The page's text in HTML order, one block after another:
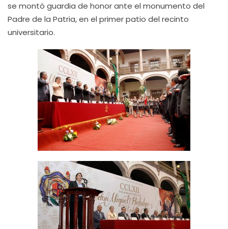
se montó guardia de honor ante el monumento del
Padre de la Patria, en el primer patio del recinto
universitario.